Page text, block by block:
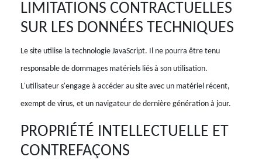
LIMITATIONS CONTRACTUELLES
SUR LES DONNÉES TECHNIQUES
Le site utilise la technologie JavaScript. Il ne pourra être tenu
responsable de dommages matériels liés à son utilisation.
L'utilisateur s'engage à accéder au site avec un matériel récent,
exempt de virus, et un navigateur de dernière génération à jour.
PROPRIÉTÉ INTELLECTUELLE ET
CONTREFAÇONS